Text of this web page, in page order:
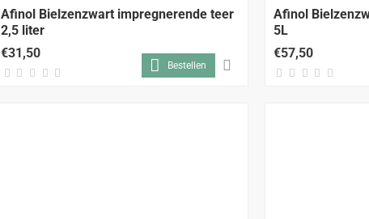
Afinol Bielzenzwart impregnerende teer
2,5 liter
€31,50
Bestellen
Afinol Bielzenzwart impregnerende teer
5L
€57,50